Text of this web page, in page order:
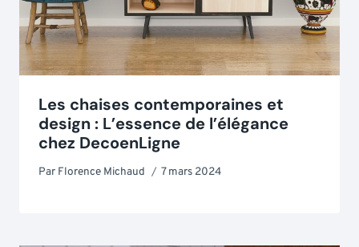
Les chaises contemporaines et
design : L’essence de l’élégance
chez DecoenLigne
Par Florence Michaud 7 mars 2024